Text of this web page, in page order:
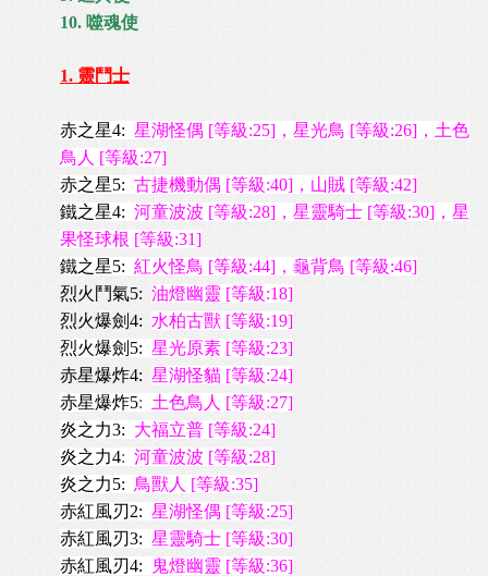
10. 噬魂使
1. 靈鬥士
赤之星4: 星湖怪偶 [等級:25]，星光鳥 [等級:26]，土色
鳥人 [等級:27]
赤之星5: 古捷機動偶 [等級:40]，山賊 [等級:42]
鐵之星4: 河童波波 [等級:28]， 星靈騎士 [等級:30]，星
果怪球根 [等級:31]
鐵之星5: 紅火怪鳥 [等級:44]，龜背鳥 [等級:46]
烈火鬥氣5: 油燈幽靈 [等級:18]
烈火爆劍4: 水柏古獸 [等級:19]
烈火爆劍5: 星光原素 [等級:23]
赤星爆炸4: 星湖怪貓 [等級:24]
赤星爆炸5: 土色鳥人 [等級:27]
炎之力3: 大福立普 [等級:24]
炎之力4: 河童波波 [等級:28]
炎之力5: 鳥獸人 [等級:35]
赤紅風刃2: 星湖怪偶 [等級:25]
赤紅風刃3: 星靈騎士 [等級:30]
赤紅風刃4:
鬼燈幽靈 [等級:36]